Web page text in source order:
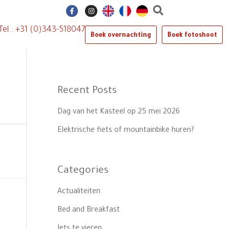
F
a
e
I
n
t
a
Boek overnachting Boek fotoshoot
Tel.: +31 (0)343-518047
Recent Posts
Dag van het Kasteel op 25 mei 2026
Elektrische fiets of mountainbike huren?
Categories
Actualiteiten
Bed and Breakfast